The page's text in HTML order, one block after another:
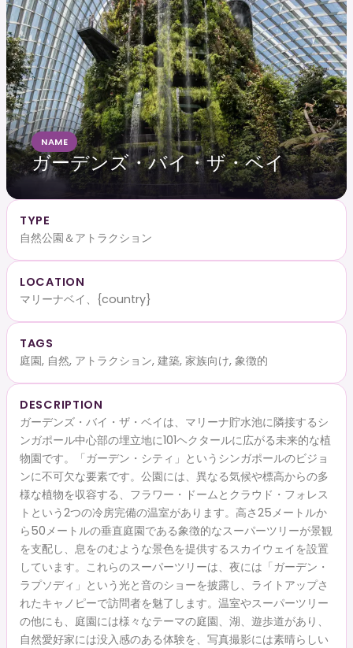
NAME
ガーデンズ・バイ・ザ・ベイ
TYPE
自然公園＆アトラクション
LOCATION
マリーナベイ、{country}
TAGS
庭園, 自然, アトラクション, 建築, 家族向け, 象徴的
DESCRIPTION
ガーデンズ・バイ・ザ・ベイは、マリーナ貯水池に隣接するシ
ンガポール中心部の埋立地に101ヘクタールに広がる未来的な植
物園です。「ガーデン・シティ」というシンガポールのビジョ
ンに不可欠な要素です。公園には、異なる気候や標高からの多
様な植物を収容する、フラワー・ドームとクラウド・フォレス
トという2つの冷房完備の温室があります。高さ25メートルか
ら50メートルの垂直庭園である象徴的なスーパーツリーが景観
を支配し、息をのむような景色を提供するスカイウェイを設置
しています。これらのスーパーツリーは、夜には「ガーデン・
ラプソディ」という光と音のショーを披露し、ライトアップさ
れたキャノピーで訪問者を魅了します。温室やスーパーツリー
の他にも、庭園には様々なテーマの庭園、湖、遊歩道があり、
自然愛好家には没入感のある体験を、写真撮影には素晴らしい